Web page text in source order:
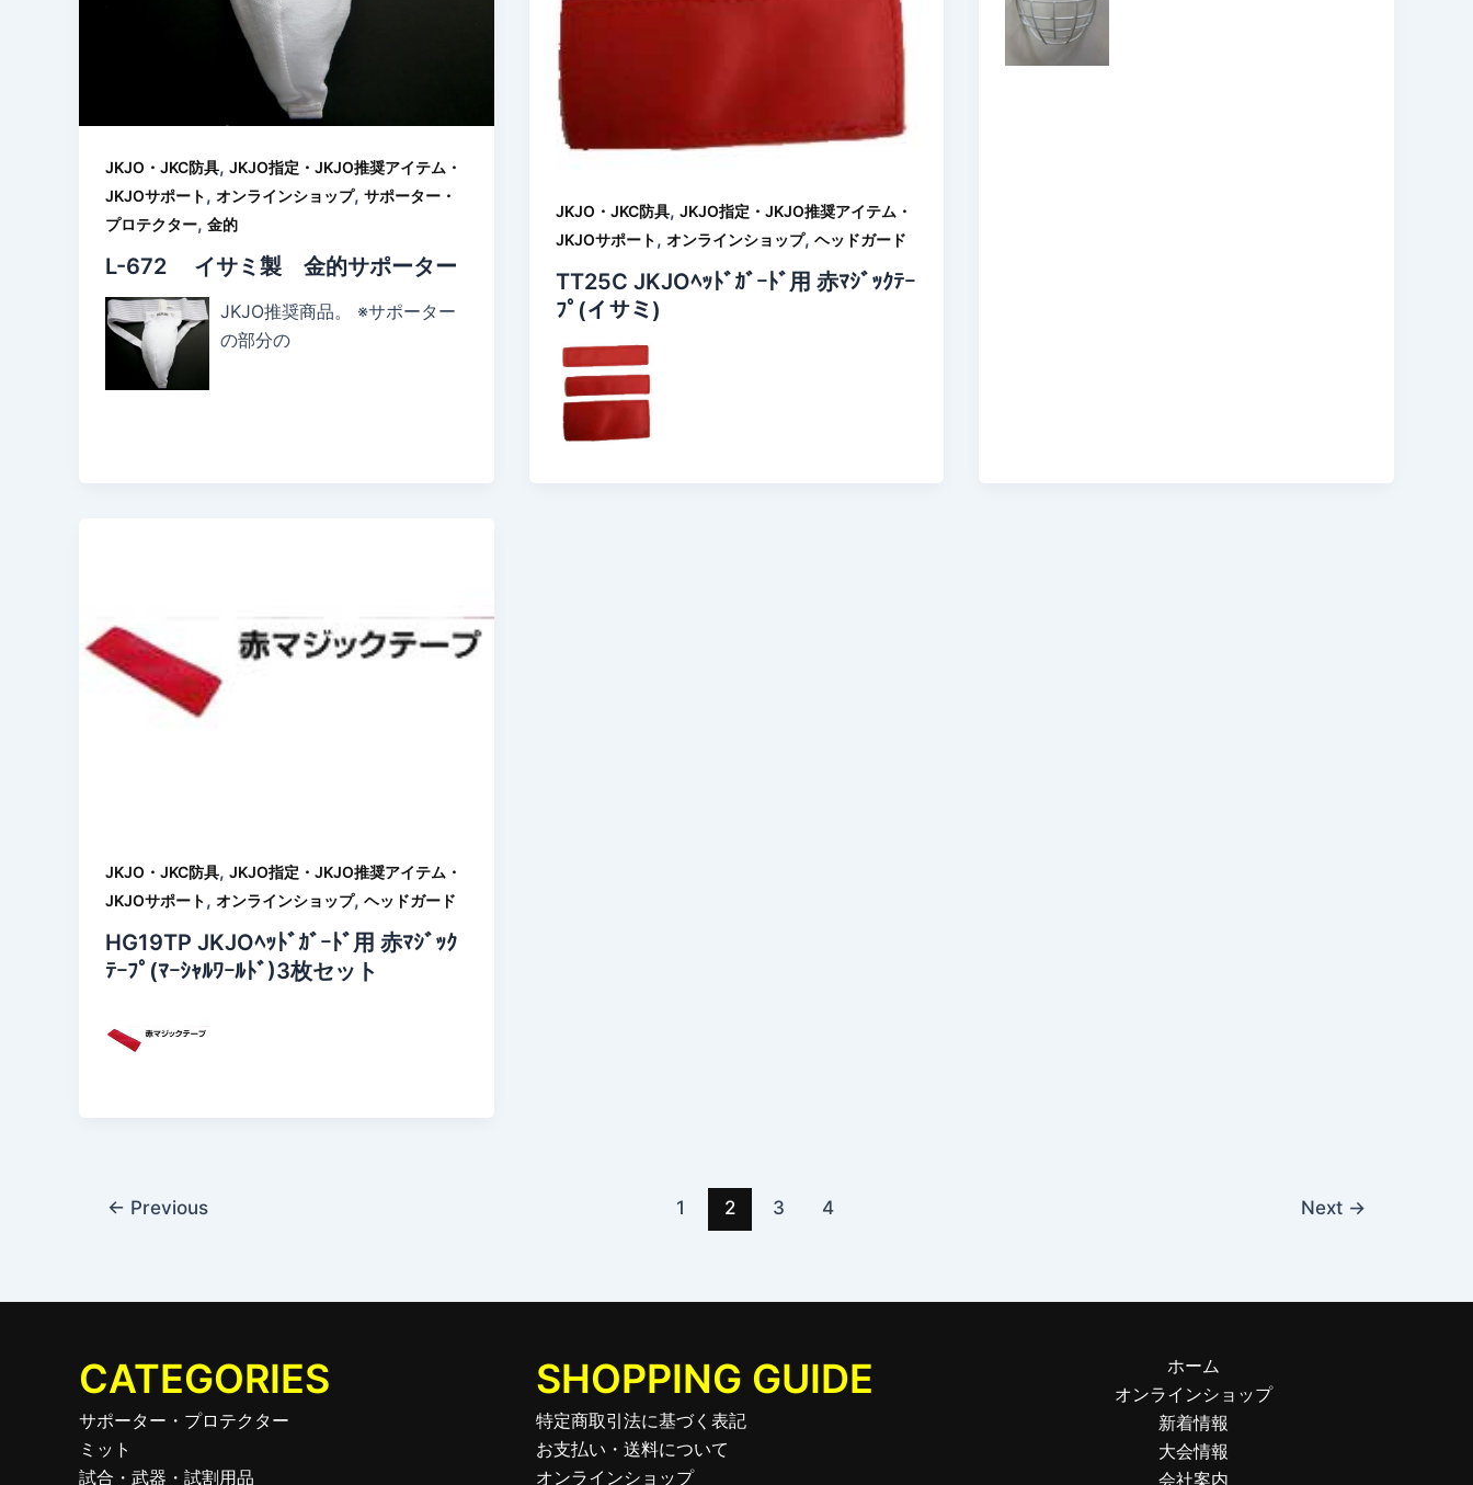
JKJO・JKC防具, JKJO指定・JKJO推奨アイテム・
JKJOサポート, オンラインショップ, サポーター・
プロテクター, 金的
L-672 イサミ製 金的サポーター
JKJO推奨商品。 ※サポーター
の部分の
JKJO・JKC防具, JKJO指定・JKJO推奨アイテム・
JKJOサポート, オンラインショップ, ヘッドガード
TT25C JKJOﾍｯﾄﾞｶﾞｰﾄﾞ用 赤ﾏｼﾞｯｸﾃｰ
ﾌﾟ(イサミ)
JKJO・JKC防具, JKJO指定・JKJO推奨アイテム・
JKJOサポート, オンラインショップ, ヘッドガード
HG19TP JKJOﾍｯﾄﾞｶﾞｰﾄﾞ用 赤ﾏｼﾞｯｸ
ﾃｰﾌﾟ(ﾏｰｼｬﾙﾜｰﾙﾄﾞ)3枚セット
← Previous 1 2 3 4 Next →
CATEGORIES
サポーター・プロテクター
ミット
試合・武器・試割用品
SHOPPING GUIDE
特定商取引法に基づく表記
お支払い・送料について
オンラインショップ
ホーム
オンラインショップ
新着情報
大会情報
会社案内